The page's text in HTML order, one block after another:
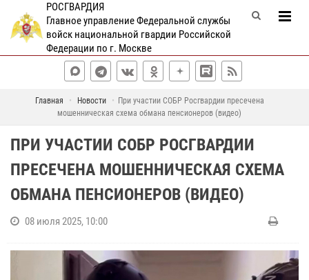
РОСГВАРДИЯ
Главное управление Федеральной службы
войск национальной гвардии Российской
Федерации по г. Москве
Главная Новости
При участии СОБР Росгвардии пресечена
мошенническая схема обмана пенсионеров (видео)
ПРИ УЧАСТИИ СОБР РОСГВАРДИИ
ПРЕСЕЧЕНА МОШЕННИЧЕСКАЯ СХЕМА
ОБМАНА ПЕНСИОНЕРОВ (ВИДЕО)
08 июля 2025, 10:00